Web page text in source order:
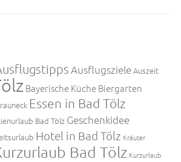
AusflugszieleAuszeit
Bayerische KücheBiergarten
Essen in Bad Tölz
Bad Tölz Geschenkidee
Hotel in Bad Tölz Kräuter
Bad Tölz Kurzurlaub